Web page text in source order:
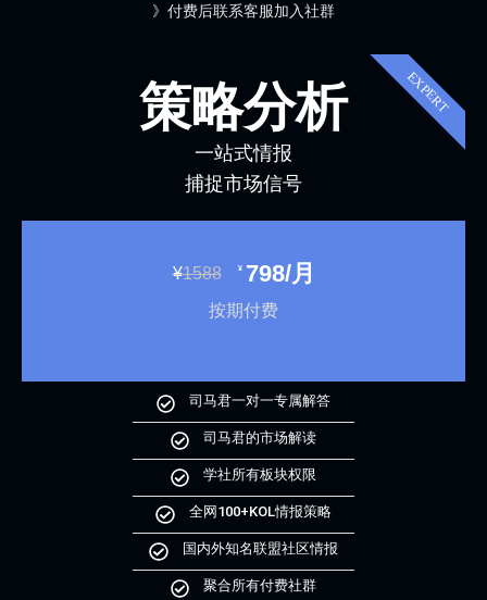
》付费后联系客服加入社群
策略分析
一站式情报
捕捉市场信号
¥1588 ¥ 798/月
按期付费
司马君一对一专属解答
司马君的市场解读
学社所有板块权限
全网100+KOL情报策略
国内外知名联盟社区情报
聚合所有付费社群
EXPERT